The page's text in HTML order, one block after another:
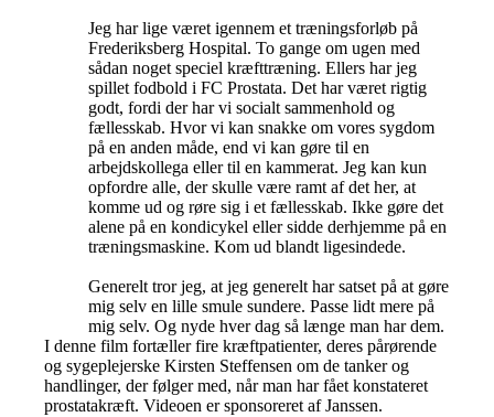
Jeg har lige været igennem et træningsforløb på
Frederiksberg Hospital. To gange om ugen med
sådan noget speciel kræfttræning. Ellers har jeg
spillet fodbold i FC Prostata. Det har været rigtig
godt, fordi der har vi socialt sammenhold og
fællesskab. Hvor vi kan snakke om vores sygdom
på en anden måde, end vi kan gøre til en
arbejdskollega eller til en kammerat. Jeg kan kun
opfordre alle, der skulle være ramt af det her, at
komme ud og røre sig i et fællesskab. Ikke gøre det
alene på en kondicykel eller sidde derhjemme på en
træningsmaskine. Kom ud blandt ligesindede.
Generelt tror jeg, at jeg generelt har satset på at gøre
mig selv en lille smule sundere. Passe lidt mere på
mig selv. Og nyde hver dag så længe man har dem.
I denne film fortæller fire kræftpatienter, deres pårørende
og sygeplejerske Kirsten Steffensen om de tanker og
handlinger, der følger med, når man har fået konstateret
prostatakræft. Videoen er sponsoreret af Janssen.